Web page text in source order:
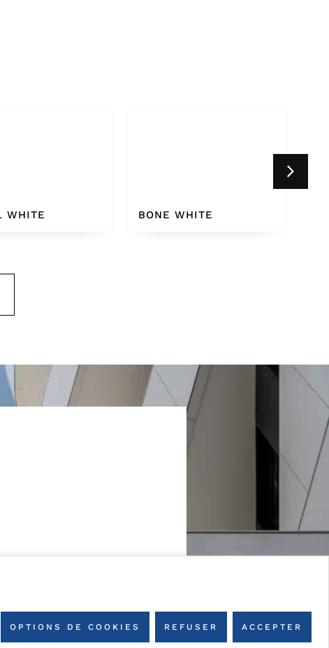
OPTIONS DE COOKIES REFUSER ACCEPTER
WHITE GREY 9002